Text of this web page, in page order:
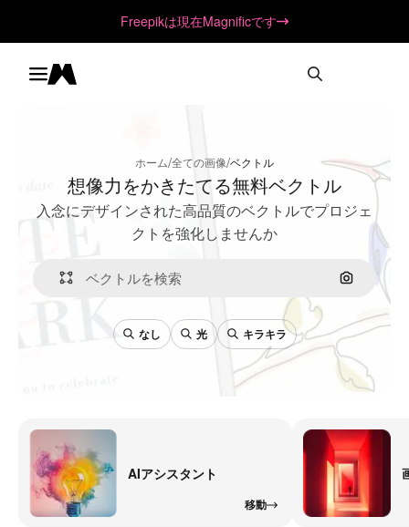
Freepikは現在Magnificです
Toggle menu
Magnific
ホーム/全ての画像/ベクトル
想像力をかきたてる無料ベクトル
入念にデザインされた高品質のベクトルでプロジェ
クトを強化しませんか
画像で検
なし 光 キラキラ
AIアシスタント
移動